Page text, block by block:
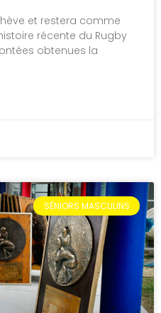
et restera comme
récente du Rugby
obtenues la
SÉNIORS MASCULINS